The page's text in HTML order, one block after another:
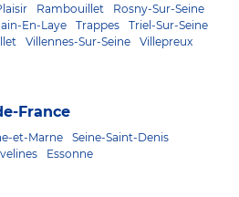
Rambouillet
Rosny-Sur-Seine
En-Laye Trappes
Triel-Sur-Seine
Villennes-Sur-Seine
Villepreux
France
et-Marne
Seine-Saint-Denis
Essonne